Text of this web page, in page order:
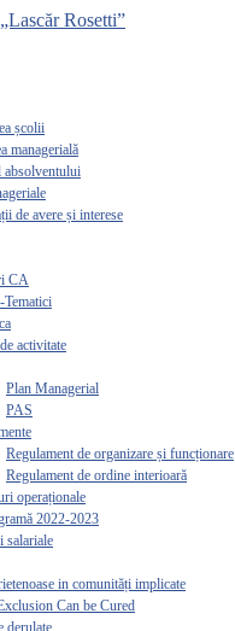
școlii
managerială
de avere și interese
CA
Tematici
activitate
Plan Managerial
PAS
Regulament de organizare și funcționare
Regulament de ordine interioară
operaționale
2022-2023
salariale
in comunități implicate
Can be Cured
derulate